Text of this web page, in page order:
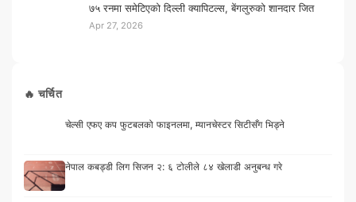
७५ रनमा समेटिएको दिल्ली क्यापिटल्स, बेंगलुरुको शानदार जित
Apr 27, 2026
🔥 चर्चित
चेल्सी एफए कप फुटबलको फाइनलमा, म्यानचेस्टर सिटीसँग भिड्ने
नेपाल कबड्डी लिग सिजन २: ६ टोलीले ८४ खेलाडी अनुबन्ध गरे